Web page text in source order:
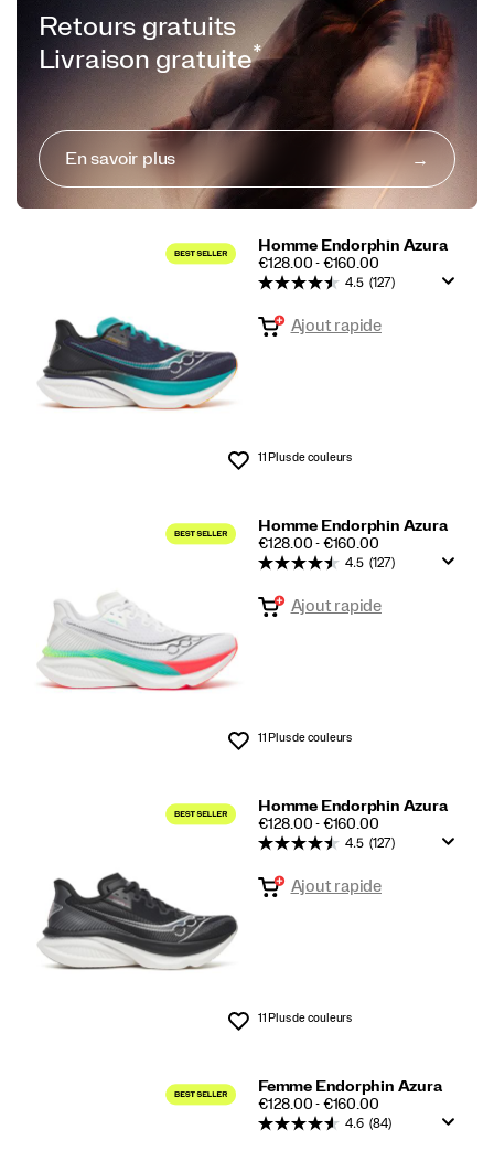
Retours gratuits
Livraison gratuite*
En savoir plus
Homme Endorphin Azura
PRICE
€128.00 - €160.00
Liste de souhaits
4.5 (127)
Ajout rapide
11 Plus de couleurs
Homme Endorphin Azura
PRICE
€128.00 - €160.00
Liste de souhaits
4.5 (127)
Ajout rapide
11 Plus de couleurs
Homme Endorphin Azura
PRICE
€128.00 - €160.00
Liste de souhaits
4.5 (127)
Ajout rapide
11 Plus de couleurs
Femme Endorphin Azura
PRICE
€128.00 - €160.00
4.6 (84)